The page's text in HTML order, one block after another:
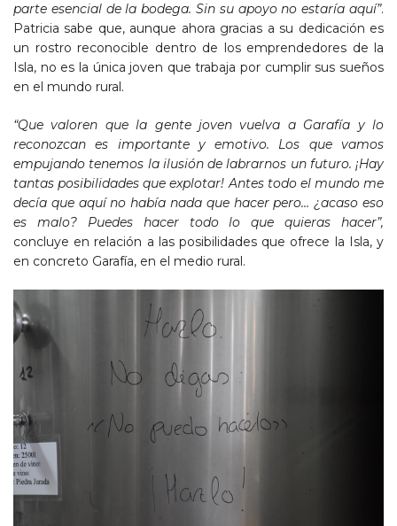
parte esencial de la bodega. Sin su apoyo no estaría aquí”.
Patricia sabe que, aunque ahora gracias a su dedicación es
un rostro reconocible dentro de los emprendedores de la
Isla, no es la única joven que trabaja por cumplir sus sueños
en el mundo rural.
“Que valoren que la gente joven vuelva a Garafía y lo
reconozcan es importante y emotivo. Los que vamos
empujando tenemos la ilusión de labrarnos un futuro. ¡Hay
tantas posibilidades que explotar! Antes todo el mundo me
decía que aquí no había nada que hacer pero… ¿acaso eso
es malo? Puedes hacer todo lo que quieras hacer”,
concluye en relación a las posibilidades que ofrece la Isla, y
en concreto Garafía, en el medio rural.